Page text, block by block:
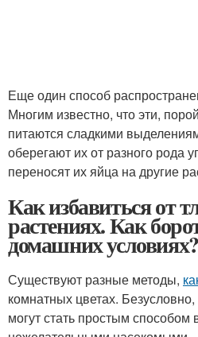
Еще один способ
Многим известно, что эти,
питаются сладкими
оберегают их от разного рода
переносят их яйца на другие
Как избавиться от
растениях. Как
домашних условиях?
Существуют разные методы,
комнатных цветах.
могут стать простым способом